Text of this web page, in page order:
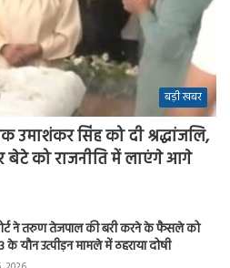
बड़ी खबर
उमाशंकर सिंह को दी श्रद्धांजलि,
बेटे को राजनीति में लाएंगे आगे
ने तरुण तेजपाल की बरी करने के फैसले को
के यौन उत्पीड़न मामले में ठहराया दोषी